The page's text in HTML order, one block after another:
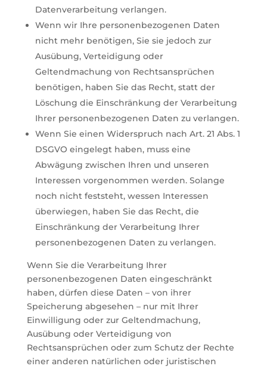
Datenverarbeitung verlangen.
Wenn wir Ihre personenbezogenen Daten
nicht mehr benötigen, Sie sie jedoch zur
Ausübung, Verteidigung oder
Geltendmachung von Rechtsansprüchen
benötigen, haben Sie das Recht, statt der
Löschung die Einschränkung der Verarbeitung
Ihrer personenbezogenen Daten zu verlangen.
Wenn Sie einen Widerspruch nach Art. 21 Abs. 1
DSGVO eingelegt haben, muss eine
Abwägung zwischen Ihren und unseren
Interessen vorgenommen werden. Solange
noch nicht feststeht, wessen Interessen
überwiegen, haben Sie das Recht, die
Einschränkung der Verarbeitung Ihrer
personenbezogenen Daten zu verlangen.
Wenn Sie die Verarbeitung Ihrer
personenbezogenen Daten eingeschränkt
haben, dürfen diese Daten – von ihrer
Speicherung abgesehen – nur mit Ihrer
Einwilligung oder zur Geltendmachung,
Ausübung oder Verteidigung von
Rechtsansprüchen oder zum Schutz der Rechte
einer anderen natürlichen oder juristischen